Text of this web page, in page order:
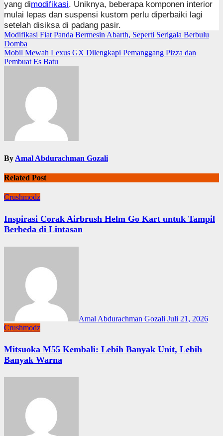
yang dimodifikasi. Uniknya, beberapa komponen interior
mulai lepas dan suspensi kustom perlu diperbaiki lagi
setelah disiksa di padang pasir.
Navigasi
pos
Modifikasi Fiat Panda Bermesin Abarth, Seperti Serigala Berbulu
Domba
Mobil Mewah Lexus GX Dilengkapi Pemanggang Pizza dan
Pembuat Es Batu
By Amal Abdurachman Gozali
Related Post
Crushmodz
Inspirasi Corak Airbrush Helm Go Kart untuk Tampil
Berbeda di Lintasan
Amal Abdurachman Gozali Juli 21, 2026
Crushmodz
Mitsuoka M55 Kembali: Lebih Banyak Unit, Lebih
Banyak Warna